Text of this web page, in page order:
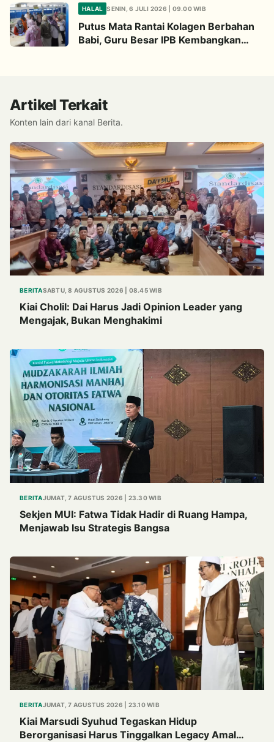
HALAL SENIN, 6 JULI 2026 | 09.00 WIB
Putus Mata Rantai Kolagen Berbahan
Babi, Guru Besar IPB Kembangkan
Artikel Terkait
Konten lain dari kanal Berita.
BERITASABTU, 8 AGUSTUS 2026 | 08.45 WIB
Kiai Cholil: Dai Harus Jadi Opinion Leader yang
Mengajak, Bukan Menghakimi
BERITAJUMAT, 7 AGUSTUS 2026 | 23.30 WIB
Sekjen MUI: Fatwa Tidak Hadir di Ruang Hampa,
Menjawab Isu Strategis Bangsa
BERITAJUMAT, 7 AGUSTUS 2026 | 23.10 WIB
Kiai Marsudi Syuhud Tegaskan Hidup
Berorganisasi Harus Tinggalkan Legacy Amal